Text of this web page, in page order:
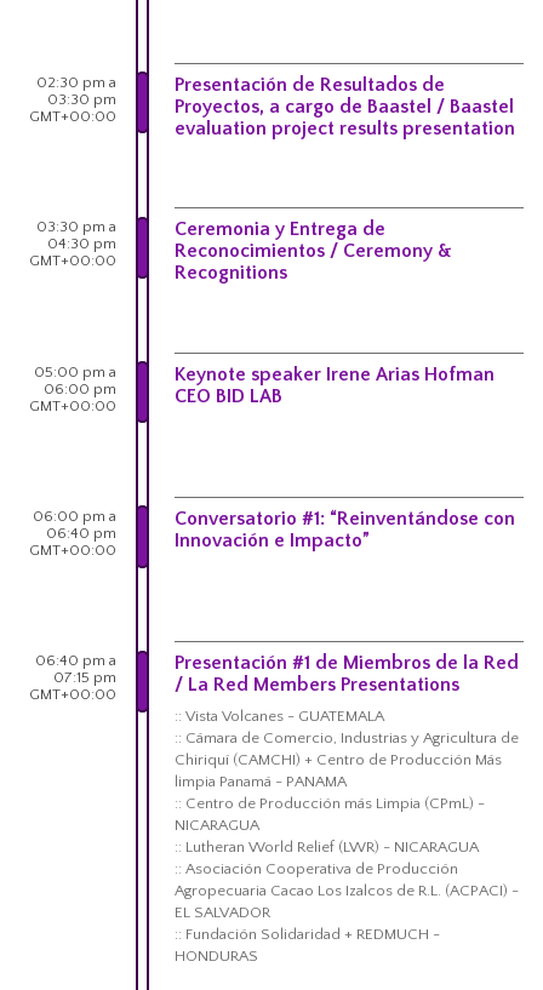
02:30 pm a
03:30 pm
GMT+00:00
Presentación de Resultados de
Proyectos, a cargo de Baastel / Baastel
evaluation project results presentation
03:30 pm a
04:30 pm
GMT+00:00
Ceremonia y Entrega de
Reconocimientos / Ceremony &
Recognitions
05:00 pm a
06:00 pm
GMT+00:00
Keynote speaker Irene Arias Hofman
CEO BID LAB
06:00 pm a
06:40 pm
GMT+00:00
Conversatorio #1: “Reinventándose con
Innovación e Impacto”
06:40 pm a
07:15 pm
GMT+00:00
Presentación #1 de Miembros de la Red
/ La Red Members Presentations
:: Vista Volcanes - GUATEMALA
:: Cámara de Comercio, Industrias y Agricultura de
Chiriquí (CAMCHI) + Centro de Producción Más
limpia Panamá - PANAMA
:: Centro de Producción más Limpia (CPmL) -
NICARAGUA
:: Lutheran World Relief (LWR) - NICARAGUA
:: Asociación Cooperativa de Producción
Agropecuaria Cacao Los Izalcos de R.L. (ACPACI) -
EL SALVADOR
:: Fundación Solidaridad + REDMUCH -
HONDURAS